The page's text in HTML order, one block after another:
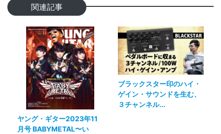
関連記事
ヤング・ギター2023年11
月号 BABYMETAL〜い
ブラックスター印のハイ・
ゲイン・サウンドを生む、
３チャンネル...